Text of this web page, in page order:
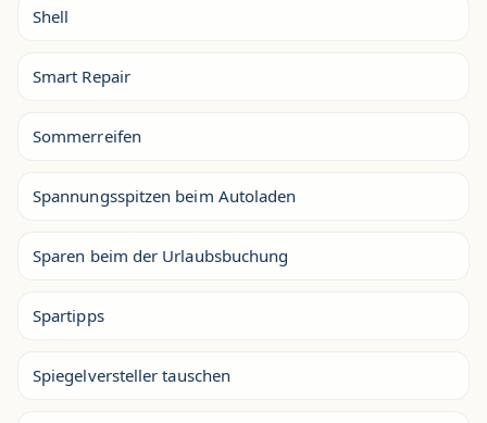
Shell
Smart Repair
Sommerreifen
Spannungsspitzen beim Autoladen
Sparen beim der Urlaubsbuchung
Spartipps
Spiegelversteller tauschen